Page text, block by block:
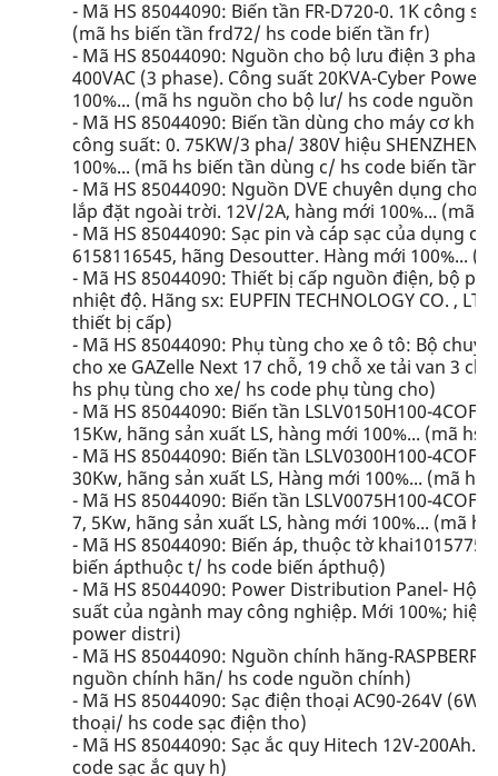
- Mã HS 85044090: Biến tần FR-D720-0. 1K công
(mã hs biến tần frd72/ hs code biến tần fr)
- Mã HS 85044090: Nguồn cho bộ lưu điện 3 pha-
400VAC (3 phase). Công suất 20KVA-Cyber
100%... (mã hs nguồn cho bộ lư/ hs code nguồn
- Mã HS 85044090: Biến tần dùng cho máy cơ khí
công suất: 0. 75KW/3 pha/ 380V hiệu SHENZHEN
100%... (mã hs biến tần dùng c/ hs code biến tần
- Mã HS 85044090: Nguồn DVE chuyên dụng cho
lắp đặt ngoài trời. 12V/2A, hàng mới 100%... (mã
- Mã HS 85044090: Sạc pin và cáp sạc của dụng
6158116545, hãng Desoutter. Hàng mới 100%...
- Mã HS 85044090: Thiết bị cấp nguồn điện, bộ
nhiệt độ. Hãng sx: EUPFIN TECHNOLOGY CO. ,
thiết bị cấp)
- Mã HS 85044090: Phụ tùng cho xe ô tô: Bộ
cho xe GAZelle Next 17 chỗ, 19 chỗ xe tải van 3
hs phụ tùng cho xe/ hs code phụ tùng cho)
- Mã HS 85044090: Biến tần LSLV0150H100-
15Kw, hãng sản xuất LS, hàng mới 100%... (mã
- Mã HS 85044090: Biến tần LSLV0300H100-
30Kw, hãng sản xuất LS, Hàng mới 100%... (mã
- Mã HS 85044090: Biến tần LSLV0075H100-
7, 5Kw, hãng sản xuất LS, hàng mới 100%... (mã
- Mã HS 85044090: Biến áp, thuộc tờ
biến ápthuộc t/ hs code biến ápthuộ)
- Mã HS 85044090: Power Distribution Panel-
suất của ngành may công nghiệp. Mới 100%;
power distri)
- Mã HS 85044090: Nguồn chính hãng-
nguồn chính hãn/ hs code nguồn chính)
- Mã HS 85044090: Sạc điện thoại AC90-264V
thoại/ hs code sạc điện tho)
- Mã HS 85044090: Sạc ắc quy Hitech 12V-200Ah.
code sạc ắc quy h)